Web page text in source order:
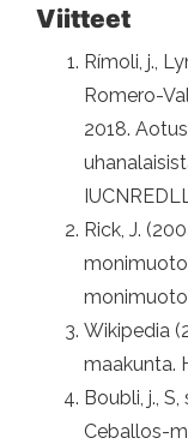
Viitteet
Rímoli, j.,
Romero-
2018.
Rick, J.
Wikipedia
maakunta.
Boubli, j., S,
Ceballos-